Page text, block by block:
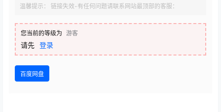
温馨提示： 链接失效-有任何问题请联系网站最顶部的客服：
您当前的等级为 游客
请先 登录
百度网盘